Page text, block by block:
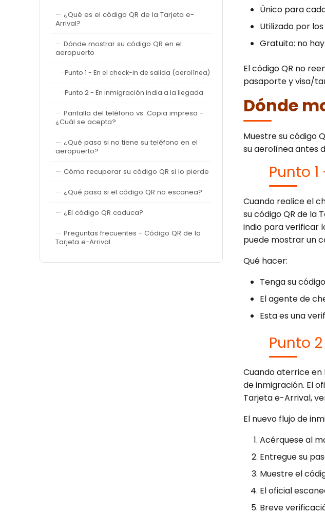
Único para
Utilizado por
Gratuito: no
El código QR no
pasaporte y visa/
Dónde
Muestre su código
su aerolínea antes
Punto
Cuando realice el
su código QR de la
indio para verificar
puede mostrar un
Qué hacer:
Tenga su
El agente de
Esta es una
Punto
Cuando aterrice en
de inmigración. El
Tarjeta e-Arrival,
El nuevo flujo de
Acérquese al
Entregue su
Muestre el
El oficial
Breve
¿Qué es el código QR de la Tarjeta e-
Arrival?
Dónde mostrar su código QR en el
aeropuerto
Punto 1 - En el check-in de salida (aerolínea)
Punto 2 - En inmigración india a la llegada
Pantalla del teléfono vs. Copia impresa -
¿Cuál se acepta?
¿Qué pasa si no tiene su teléfono en el
aeropuerto?
Cómo recuperar su código QR si lo pierde
¿Qué pasa si el código QR no escanea?
¿El código QR caduca?
Preguntas frecuentes - Código QR de la
Tarjeta e-Arrival